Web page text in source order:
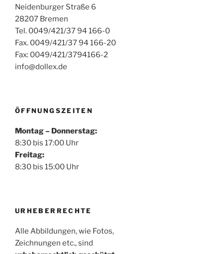
Neidenburger Straße 6
28207 Bremen
Tel. 0049/421/37 94 166-0
Fax. 0049/421/37 94 166-20
Fax: 0049/421/3794166-2
info@dollex.de
ÖFFNUNGSZEITEN
Montag – Donnerstag:
8:30 bis 17:00 Uhr
Freitag:
8:30 bis 15:00 Uhr
URHEBERRECHTE
Alle Abbildungen, wie Fotos,
Zeichnungen etc., sind